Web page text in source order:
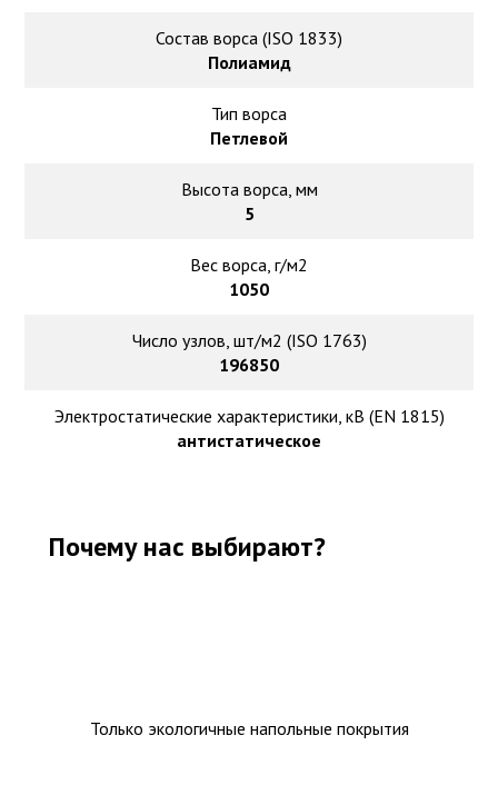
Состав ворса (ISO 1833)
Полиамид
Тип ворса
Петлевой
Высота ворса, мм
5
Вес ворса, г/м2
1050
Число узлов, шт/м2 (ISO 1763)
196850
Электростатические характеристики, кВ (EN 1815)
антистатическое
Почему нас выбирают?
Только экологичные напольные покрытия